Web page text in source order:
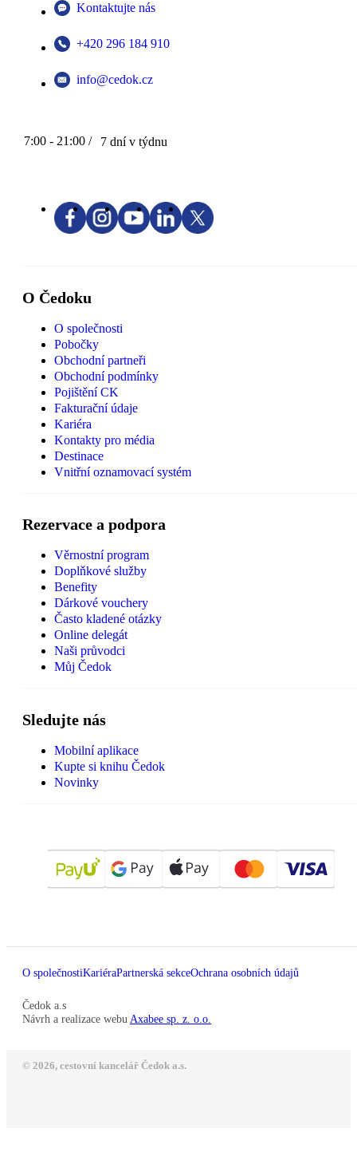
Kontaktujte nás
+420 296 184 910
info@cedok.cz
7:00 - 21:00 / 7 dní v týdnu
O Čedoku
O společnosti
Pobočky
Obchodní partneři
Obchodní podmínky
Pojištění CK
Fakturační údaje
Kariéra
Kontakty pro média
Destinace
Vnitřní oznamovací systém
Rezervace a podpora
Věrnostní program
Doplňkové služby
Benefity
Dárkové vouchery
Často kladené otázky
Online delegát
Naši průvodci
Můj Čedok
Sledujte nás
Mobilní aplikace
Kupte si knihu Čedok
Novinky
O společnostiKariéraPartnerská sekceOchrana osobních údajů
Čedok a.s
Návrh a realizace webu Axabee sp. z. o.o.
© 2026, cestovní kancelář Čedok a.s.